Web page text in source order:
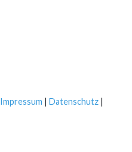
Impressum | Datenschutz |